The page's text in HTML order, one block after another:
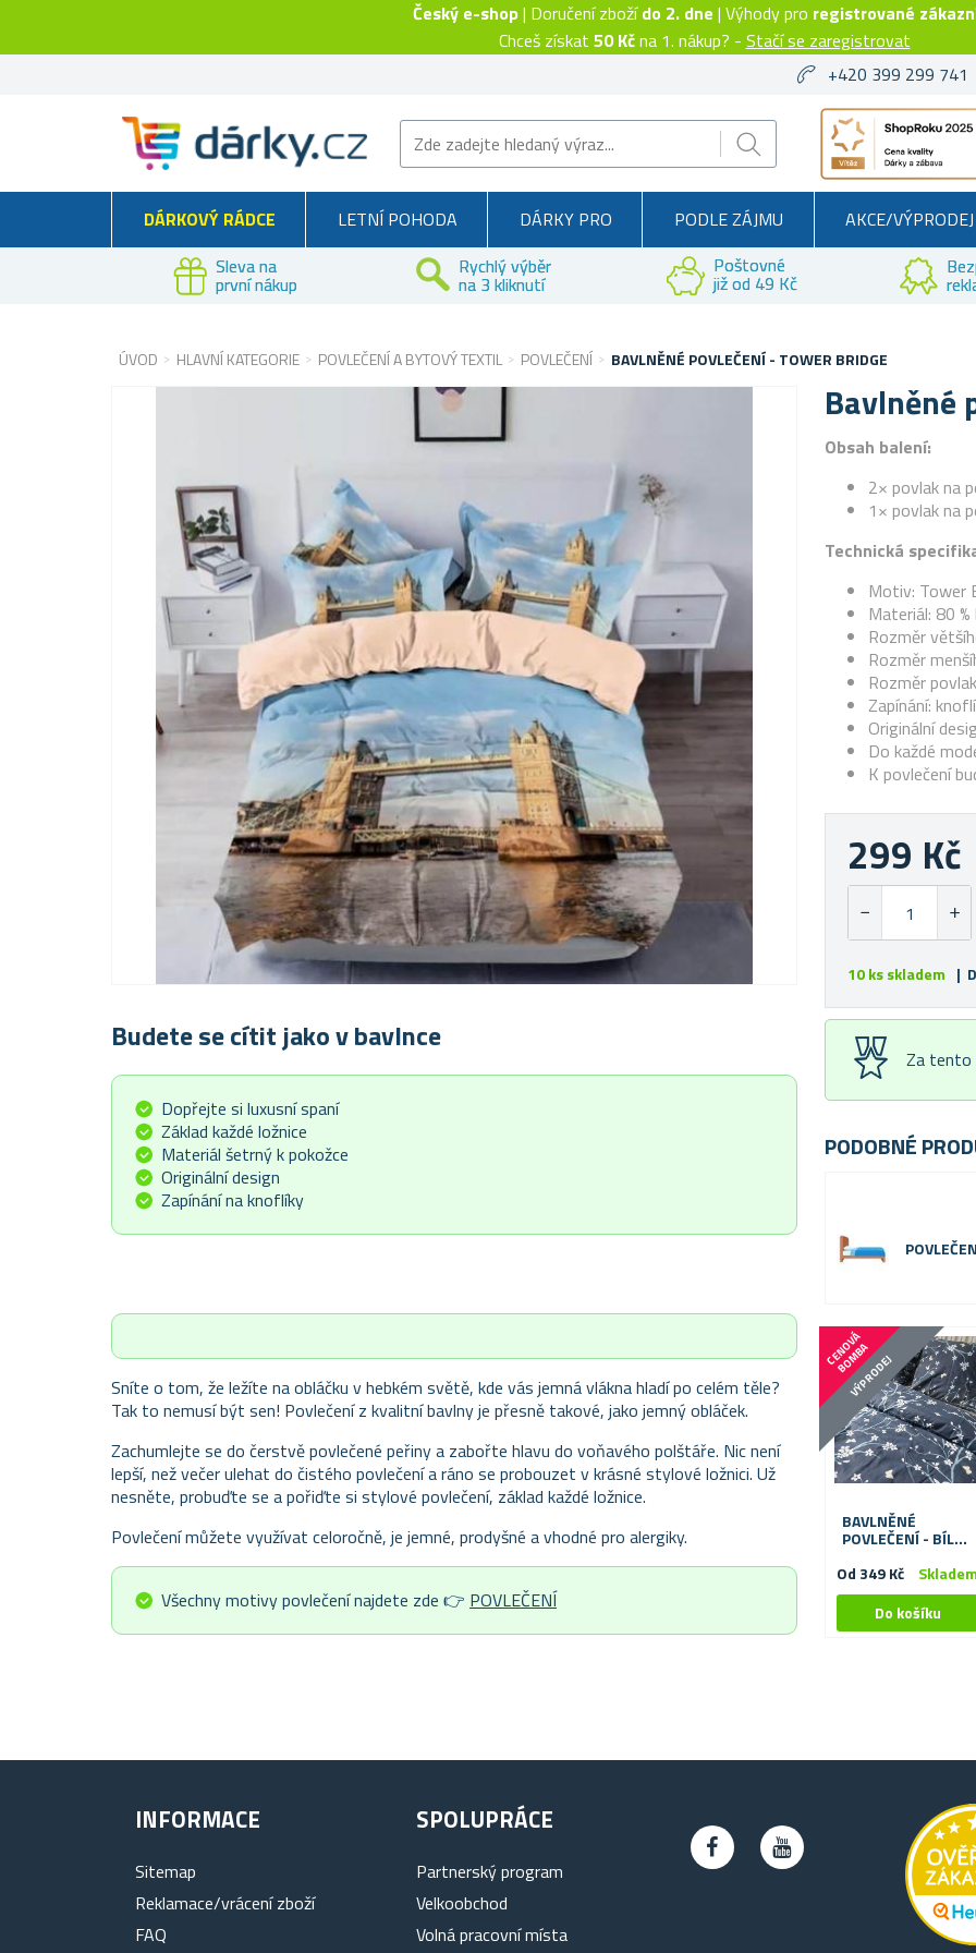
Český e-shop| Doručení zbožído 2. dne | Výhody pro registrované
Chceš získat 50 Kčna 1. nákup? - Stačí se zaregistrovat
+420 399 299 741
DÁRKOVÝ RÁDCE LETNÍ POHODA DÁRKY PRO PODLE ZÁJMU AKCE/VÝPRODEJ
Sleva na
první nákup
Rychlý výběr
na 3 kliknutí
Poštovné
již od 49 Kč
ÚVOD HLAVNÍ KATEGORIE POVLEČENÍ A BYTOVÝ TEXTIL POVLEČENÍ BAVLNĚNÉ POVLEČENÍ - TOWER BRIDGE
Bavlněné
Obsah balení:
2× povlak na
1× povlak na
Technická
Motiv: Tower
Materiál: 80
Rozměr
Rozměr
Rozměr
Zapínání:
Originální
Do každé
K povlečení
299 Kč
10 ks skladem |
Za tento
Budete se cítit jako v bavlnce
Dopřejte si luxusní spaní
Základ každé ložnice
Materiál šetrný k pokožce
Originální design
Zapínání na knoflíky
Sníte o tom, že ležíte na obláčku v hebkém světě, kde vás jemná vlákna hladí po celém těle?
Tak to nemusí být sen! Povlečení z kvalitní bavlny je přesně takové, jako jemný obláček.
Zachumlejte se do čerstvě povlečené peřiny a zabořte hlavu do voňavého polštáře. Nic není
lepší, než večer ulehat do čistého povlečení a ráno se probouzet v krásné stylové ložnici. Už
nesněte, probuďte se a pořiďte si stylové povlečení, základ každé ložnice.
Povlečení můžete využívat celoročně, je jemné, prodyšné a vhodné pro alergiky.
Všechny motivy povlečení najdete zde 👉 POVLEČENÍ
PODOBNÉ
C
E
N
O
V
Á
B
O
M
B
A
VÝPRODEJ
BAVLNĚNÉ
POVLEČENÍ - BÍLÉ
Od 349 Kč
INFORMACE
Sitemap
Reklamace/vrácení zboží
FAQ
SPOLUPRÁCE
Partnerský program
Velkoobchod
Volná pracovní místa